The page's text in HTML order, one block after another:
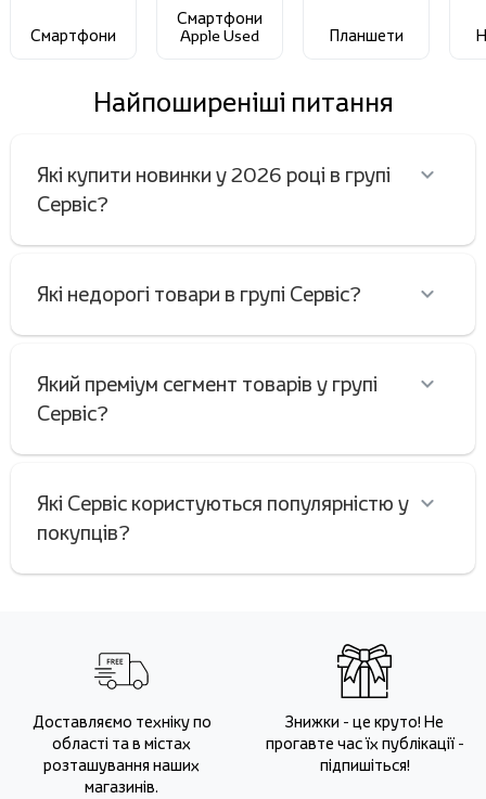
Смартфони
Смартфони
Apple Used
Планшети
Найпоширеніші питання
Які купити новинки у 2026 році в групі
Сервіс?
Які недорогі товари в групі Сервіс?
Який преміум сегмент товарів у групі
Сервіс?
Які Сервіс користуються популярністю у
покупців?
Доставляємо техніку по
області та в містах
розташування наших
магазинів.
Знижки - це круто! Не
прогавте час їх публікації -
підпишіться!